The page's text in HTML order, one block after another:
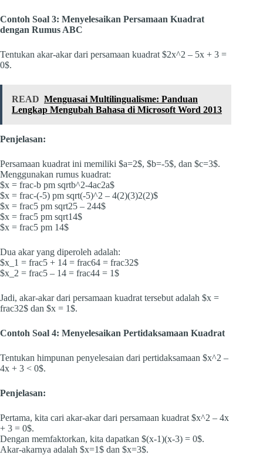
Contoh Soal 3: Menyelesaikan Persamaan Kuadrat
dengan Rumus ABC
Tentukan akar-akar dari persamaan kuadrat $2x^2 – 5x + 3 =
0$.
READ Menguasai Multilingualisme: Panduan
Lengkap Mengubah Bahasa di Microsoft Word 2013
Penjelasan:
Persamaan kuadrat ini memiliki $a=2$, $b=-5$, dan $c=3$.
Menggunakan rumus kuadrat:
$x = frac-b pm sqrtb^2-4ac2a$
$x = frac-(-5) pm sqrt(-5)^2 – 4(2)(3)2(2)$
$x = frac5 pm sqrt25 – 244$
$x = frac5 pm sqrt14$
$x = frac5 pm 14$
Dua akar yang diperoleh adalah:
$x_1 = frac5 + 14 = frac64 = frac32$
$x_2 = frac5 – 14 = frac44 = 1$
Jadi, akar-akar dari persamaan kuadrat tersebut adalah $x =
frac32$ dan $x = 1$.
Contoh Soal 4: Menyelesaikan Pertidaksamaan Kuadrat
Tentukan himpunan penyelesaian dari pertidaksamaan $x^2 –
4x + 3 < 0$.
Penjelasan:
Pertama, kita cari akar-akar dari persamaan kuadrat $x^2 – 4x
+ 3 = 0$.
Dengan memfaktorkan, kita dapatkan $(x-1)(x-3) = 0$.
Akar-akarnya adalah $x=1$ dan $x=3$.